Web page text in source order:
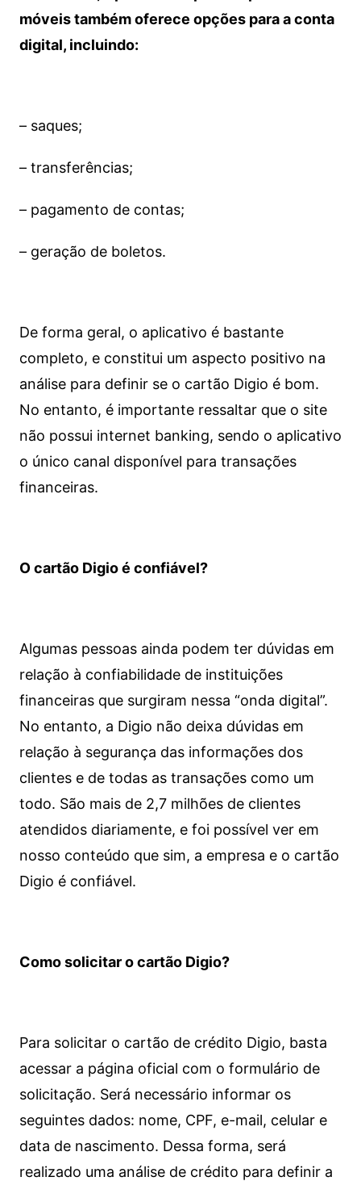
móveis também oferece opções para a conta
digital, incluindo:
– saques;
– transferências;
– pagamento de contas;
– geração de boletos.
De forma geral, o aplicativo é bastante
completo, e constitui um aspecto positivo na
análise para definir se o cartão Digio é bom.
No entanto, é importante ressaltar que o site
não possui internet banking, sendo o aplicativo
o único canal disponível para transações
financeiras.
O cartão Digio é confiável?
Algumas pessoas ainda podem ter dúvidas em
relação à confiabilidade de instituições
financeiras que surgiram nessa “onda digital”.
No entanto, a Digio não deixa dúvidas em
relação à segurança das informações dos
clientes e de todas as transações como um
todo. São mais de 2,7 milhões de clientes
atendidos diariamente, e foi possível ver em
nosso conteúdo que sim, a empresa e o cartão
Digio é confiável.
Como solicitar o cartão Digio?
Para solicitar o cartão de crédito Digio, basta
acessar a página oficial com o formulário de
solicitação. Será necessário informar os
seguintes dados: nome, CPF, e-mail, celular e
data de nascimento. Dessa forma, será
realizado uma análise de crédito para definir a